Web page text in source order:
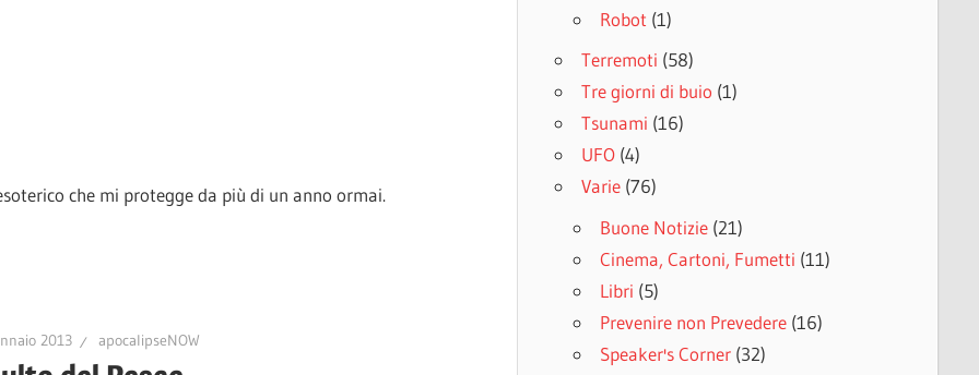
che mi protegge da più di un anno ormai.
2013 apocalipseNOW
Robot (1)
Terremoti (58)
Tre giorni di buio (1)
Tsunami (16)
UFO(4)
Varie(76)
Buone Notizie(21)
Cinema, Cartoni, Fumetti (11)
Libri (5)
Prevenire non Prevedere(16)
Speaker's Corner(32)